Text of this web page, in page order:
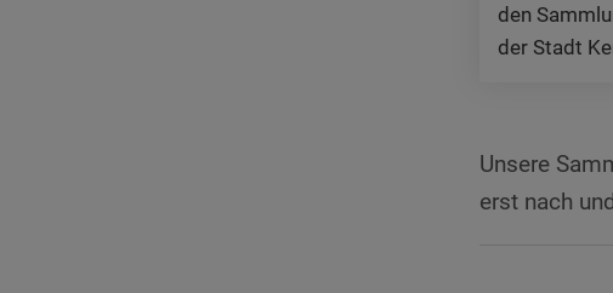
den
der Stadt
Unsere
erst nach